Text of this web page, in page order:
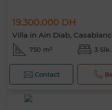
19.300.000 DH
Villa in Ain Diab,
750 m² 3 Slk.
Contact